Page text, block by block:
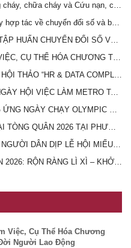
Nhân Kiệt tham gia tập huấn Phòng cháy, chữa cháy và Cứu nạn, cứu hộ năm 2026
Nhân Kiệt và VNPT TP.HCM bắt tay hợp tác về chuyển đổi số và bảo hiểm xã hội
NHÂN KIỆT THAM DỰ HỘI NGHỊ TẬP HUẤN CHUYỂN ĐỔI SỐ VÀ PHÁP LUẬT VỀ AN TOÀN, VỆ SINH LAO ĐỘNG NĂM 2026
NHÂN KIỆT VÀ EK GROUP LÀM VIỆC, CỤ THỂ HÓA CHƯƠNG TRÌNH HỢP TÁC PHÁT TRIỂN VÒNG ĐỜI NGƯỜI LAO ĐỘNG
NHÂN KIỆT PHỐI HỢP TỔ CHỨC HỘI THẢO “HR & DATA COMPLIANCE 2026” VỀ BẢO VỆ DỮ LIỆU CÁ NHÂN VÀ HỢP ĐỒNG LAO ĐỘNG ĐIỆN TỬ
NHÂN KIỆT ĐỒNG HÀNH CÙNG NGÀY HỘI VIỆC LÀM METRO TALENT EXCHANGE 2026 – KẾT NỐI CƠ HỘI VIỆC LÀM CHO NGƯỜI LAO ĐỘNG
NHÂN KIỆT ĐỒNG HÀNH HƯỞNG ỨNG NGÀY CHẠY OLYMPIC VÌ SỨC KHỎE TOÀN DÂN 2026 TẠI PHƯỜNG BÌNH LONG
NHÂN KIỆT ĐỒNG HÀNH HỘI TRẠI TÒNG QUÂN 2026 TẠI PHƯỜNG CHÁNH HIỆP
NHÂN KIỆT CHUNG TAY HỖ TRỢ NGƯỜI DÂN DỊP LỄ HỘI MIẾU BÀ THIÊN HẬU 2026 - BÌNH DƯƠNG
NHÂN KIỆT KHAI XUÂN TÂN NIÊN 2026: RỘN RÀNG LÌ XÌ – KHỞI ĐẦU MAY MẮN
Việc, Cụ Thể Hóa Chương
Người Lao Động